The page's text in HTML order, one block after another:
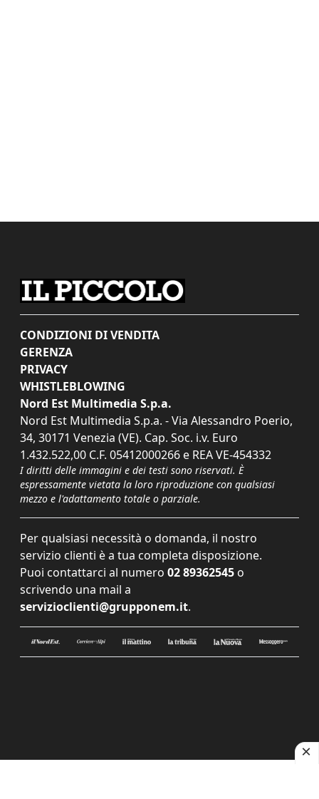
CONDIZIONI DI VENDITA
GERENZA
PRIVACY
WHISTLEBLOWING
Nord Est Multimedia S.p.a.
Nord Est Multimedia S.p.a. - Via Alessandro Poerio,
34, 30171 Venezia (VE). Cap. Soc. i.v. Euro
1.432.522,00 C.F. 05412000266 e REA VE-454332
I diritti delle immagini e dei testi sono riservati. È
espressamente vietata la loro riproduzione con qualsiasi
mezzo e l'adattamento totale o parziale.
Per qualsiasi necessità o domanda, il nostro
servizio clienti è a tua completa disposizione.
Puoi contattarci al numero 02 89362545 o
scrivendo una mail a
servizioclienti@grupponem.it.